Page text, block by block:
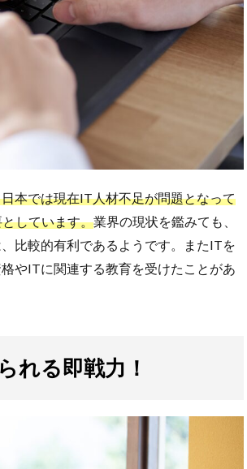
本では現在IT人材不足が問題となって
しています。業界の現状を鑑みても、
比較的有利であるようです。またITを
やITに関連する教育を受けたことがあ
れる即戦力！